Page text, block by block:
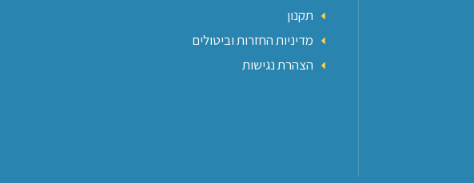
תקנון
מדיניות החזרות וביטולים
הצהרת נגישות